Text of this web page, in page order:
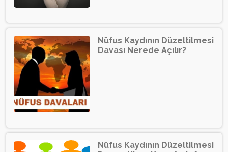
Nüfus Kaydının Düzeltilmesi
Davası Nerede Açılır?
Nüfus Kaydının Düzeltilmesi